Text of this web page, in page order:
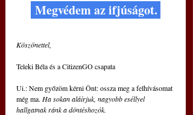
Megvédem az ifjúságot.
Köszönettel,
Teleki Béla és a CitizenGO csapata
Ui.: Nem győzöm kérni Önt: ossza meg a felhívásomat
még ma. Ha sokan aláírjuk, nagyobb eséllyel
hallgatnak ránk a döntéshozók.